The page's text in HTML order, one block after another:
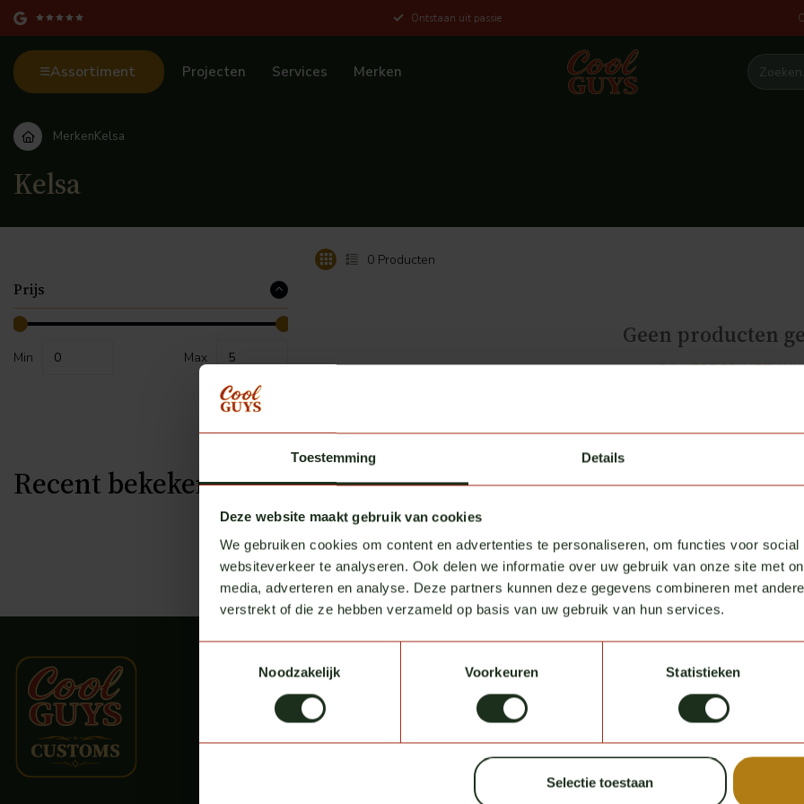
Toestemming Details
Deze website maakt gebruik van cookies
We gebruiken cookies om content en advertenties te personaliseren, om functies voor social
websiteverkeer te analyseren. Ook delen we informatie over uw gebruik van onze site met
media, adverteren en analyse. Deze partners kunnen deze gegevens combineren met
verstrekt of die ze hebben verzameld op basis van uw gebruik van hun services.
Noodzakelijk
Voorkeuren Statistieken
Selectie toestaan
Ontstaan uit passie
Assortiment Projecten Services Merken
MerkenKelsa
Kelsa
Prijs
Min Max
0 Producten
Geen producten
GA VERDER MET
Recent bekeken
Schrijf je in voor